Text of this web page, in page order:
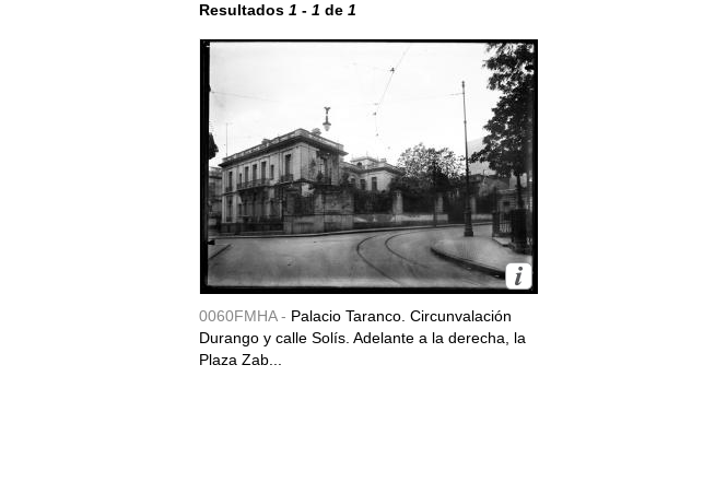
Resultados 1 - 1 de 1
0060FMHA - Palacio Taranco. Circunvalación
Durango y calle Solís. Adelante a la derecha, la
Plaza Zab...